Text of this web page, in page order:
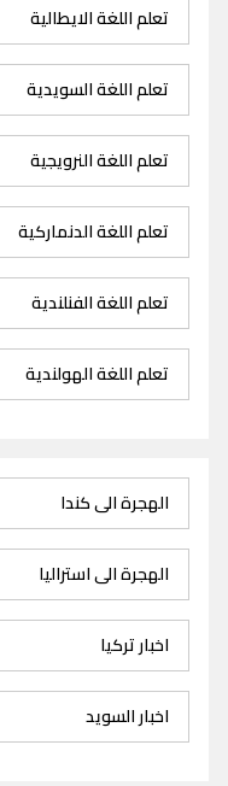
تعلم اللغة الايطالية
تعلم اللغة السويدية
تعلم اللغة النرويجية
تعلم اللغة الدنماركية
تعلم اللغة الفنلندية
تعلم اللغة الهولندية
الهجرة الى كندا
الهجرة الى استراليا
اخبار تركيا
اخبار السويد